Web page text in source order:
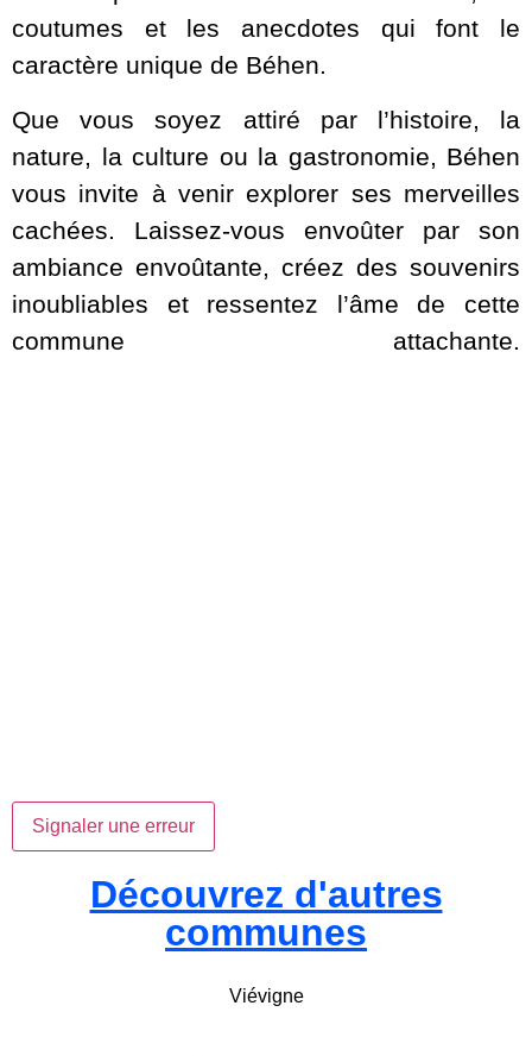
coutumes et les anecdotes qui font le
caractère unique de Béhen.
Que vous soyez attiré par l’histoire, la
nature, la culture ou la gastronomie, Béhen
vous invite à venir explorer ses merveilles
cachées. Laissez-vous envoûter par son
ambiance envoûtante, créez des souvenirs
inoubliables et ressentez l’âme de cette
commune attachante.
Signaler une erreur
Découvrez d'autres
communes
Viévigne